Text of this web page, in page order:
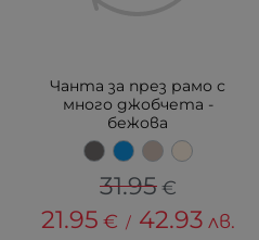
Чанта за през рамо с
много джобчета -
бежова
31.95 €
21.95 € / 42.93 лв.